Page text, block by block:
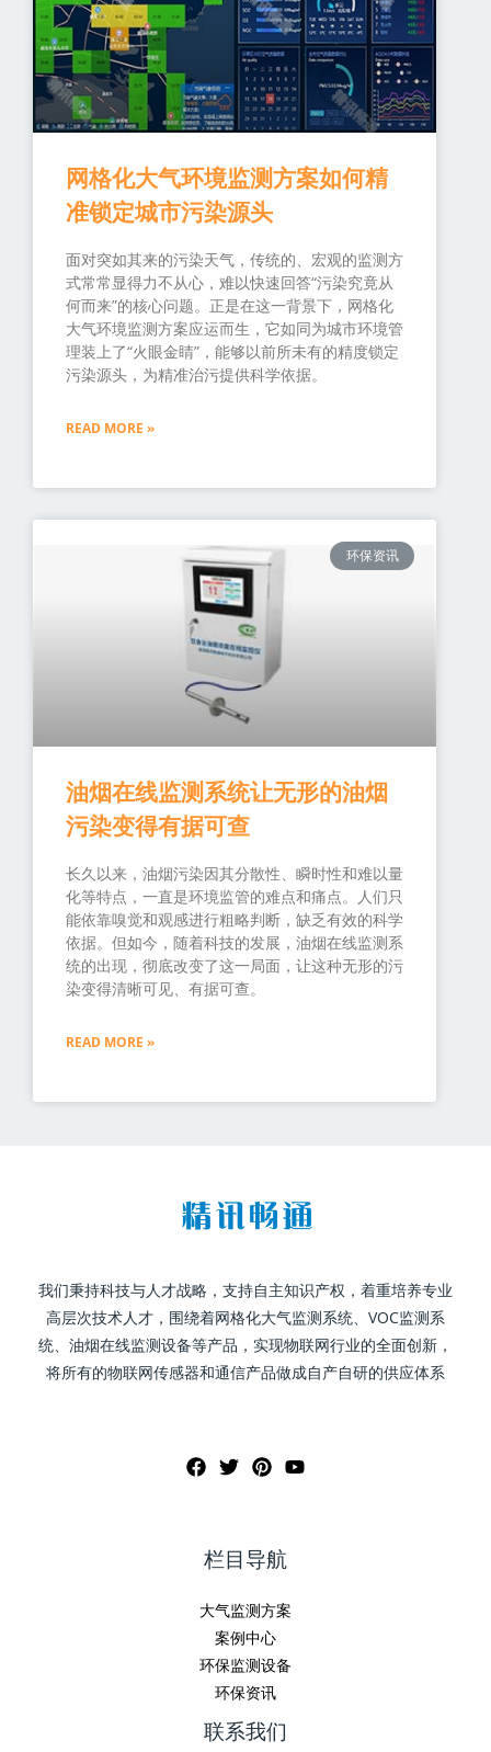
网格化大气环境监测方案如何精
准锁定城市污染源头
面对突如其来的污染天气，传统的、宏观的监测方
式常常显得力不从心，难以快速回答“污染究竟从
何而来”的核心问题。正是在这一背景下，网格化
大气环境监测方案应运而生，它如同为城市环境管
理装上了“火眼金睛”，能够以前所未有的精度锁定
污染源头，为精准治污提供科学依据。
READ MORE »
环保资讯
油烟在线监测系统让无形的油烟
污染变得有据可查
长久以来，油烟污染因其分散性、瞬时性和难以量
化等特点，一直是环境监管的难点和痛点。人们只
能依靠嗅觉和观感进行粗略判断，缺乏有效的科学
依据。但如今，随着科技的发展，油烟在线监测系
统的出现，彻底改变了这一局面，让这种无形的污
染变得清晰可见、有据可查。
READ MORE »
我们秉持科技与人才战略，支持自主知识产权，着重培养专业
高层次技术人才，围绕着网格化大气监测系统、VOC监测系
统、油烟在线监测设备等产品，实现物联网行业的全面创新，
将所有的物联网传感器和通信产品做成自产自研的供应体系
栏目导航
大气监测方案
案例中心
环保监测设备
环保资讯
联系我们